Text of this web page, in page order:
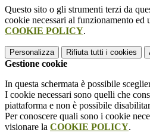
Questo sito o gli strumenti terzi da
cookie necessari al funzionamento
COOKIE POLICY.
Personalizza Rifiuta tutti i cookies
Gestione cookie
In questa schermata è possibile
I cookie necessari sono quelli che
piattaforma e non è possibile
Per conoscere quali sono i cookie
visionare la COOKIE POLICY.